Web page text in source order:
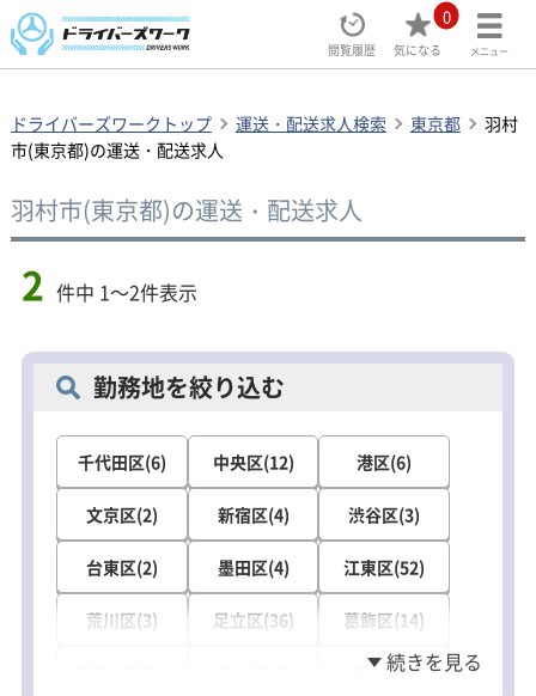
閲覧履歴
0
気になる メニュー
ドライバーズワークトップ 運送・配送求人検索 東京都
羽村
市(東京都)の運送・配送求人
羽村市(東京都)の運送・配送求人
2 件中 1～2件表示
勤務地を絞り込む
千代田区(6) 中央区(12) 港区(6)
文京区(2) 新宿区(4) 渋谷区(3)
台東区(2) 墨田区(4) 江東区(52)
荒川区(3) 足立区(36) 葛飾区(14)
目黒区(1)